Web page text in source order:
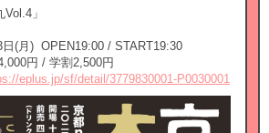
」
日(月) OPEN19:00 / START19:30
円 / 学割2,500円
eplus.jp/sf/detail/3779830001-P0030001